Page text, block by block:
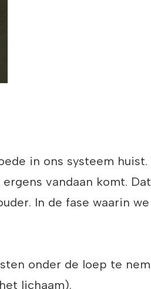
in ons systeem
vandaan komt.
In de fase waarin
onder de loep te
lichaam).